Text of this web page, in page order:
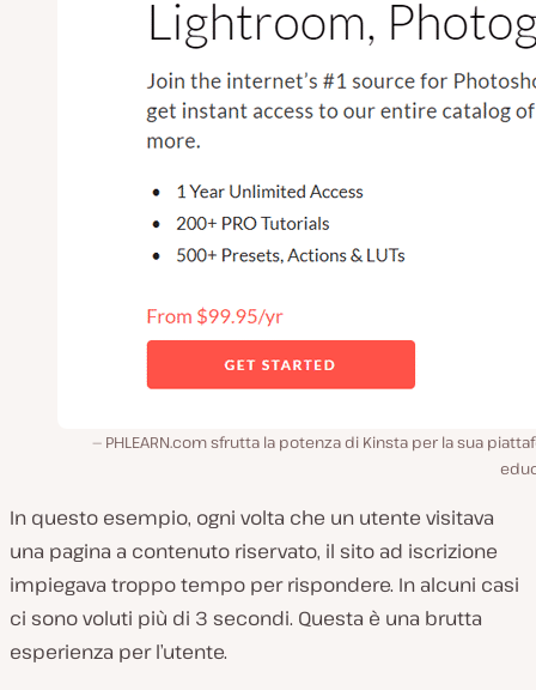
PHLEARN.com sfrutta la potenza di Kinsta per la sua
In questo esempio, ogni volta che un utente visitava
una pagina a contenuto riservato, il sito ad iscrizione
impiegava troppo tempo per rispondere. In alcuni casi
ci sono voluti più di 3 secondi. Questa è una brutta
esperienza per l’utente.